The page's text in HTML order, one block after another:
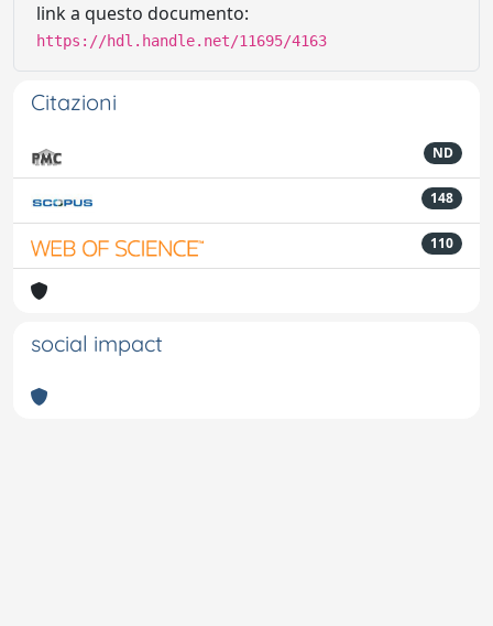
link a questo documento:
https://hdl.handle.net/11695/4163
Citazioni
ND
148
110
social impact